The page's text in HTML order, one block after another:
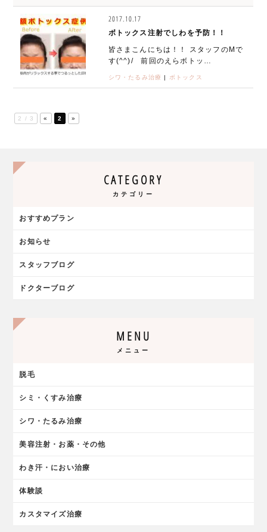
2017.10.17
ボトックス注射でしわを予防！！
皆さまこんにちは！！ スタッフのMで
す(^^)/ 前回のえらボトッ…
シワ・たるみ治療 ボトックス
2 / 3 « 2 »
CATEGORY
カテゴリー
おすすめプラン
お知らせ
スタッフブログ
ドクターブログ
MENU
メニュー
脱毛
シミ・くすみ治療
シワ・たるみ治療
美容注射・お薬・その他
わき汗・におい治療
体験談
カスタマイズ治療